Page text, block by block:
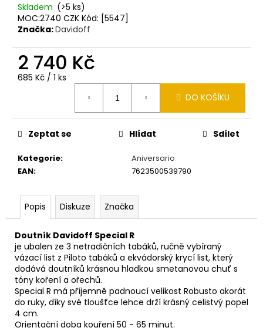
Skladem (>5 ks)
MOC:2740 CZK Kód: [5547]
Značka:Davidoff
2 740 Kč
Měrná
685 Kč / 1 ks
DO KOŠÍKU
Kategorie:
Aniversario
EAN: 7623500539790
Zeptat se Hlídat Sdílet
Popis Diskuze Značka
Doutník Davidoff Special R
je ubalen ze 3 netradičních tabáků, ručně vybíraný
vázací list z Piloto tabáků a ekvádorský krycí list, který
dodává doutníků krásnou hladkou smetanovou chuť s
tóny koření a ořechů.
Special R má příjemně padnoucí velikost Robusto akorát
do ruky, díky své tloušťce lehce drží krásný celistvý popel
4 cm.
Orientační doba kouření 50 - 65 minut.
D
o
p
o
u
e
m
e
DAVIDOFF
PRIMEROS
DOMINICAN
6
´S
TT
´U
030
Kč